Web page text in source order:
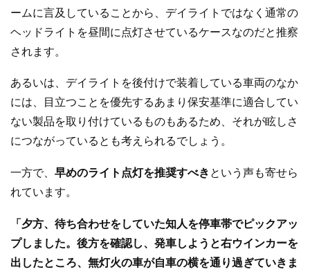
ームに言及していることから、デイライトではなく通常の
ヘッドライトを昼間に点灯させているケースなのだと推察
されます。
あるいは、デイライトを後付けで装着している車両のなか
には、目立つことを優先するあまり保安基準に適合してい
ない製品を取り付けているものもあるため、それが眩しさ
につながっているとも考えられるでしょう。
一方で、 早めのライト点灯を推奨すべき という声も寄せら
れています。
「夕方、待ち合わせをしていた知人を停車帯でピックアッ
プしました。後方を確認し、発車しようと右ウインカーを
出したところ、無灯火の車が自車の横を通り過ぎていきま